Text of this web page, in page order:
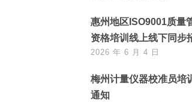
惠州地区ISO9001质量
资格培训线上线下同步
2026 年 6 月 4 日
梅州计量仪器校准员培
通知